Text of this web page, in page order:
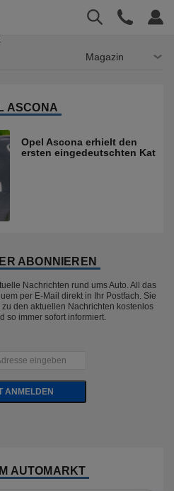
Magazin
ASCONA
Opel Ascona erhielt den
ersten eingedeutschten Kat
ABONNIEREN
Nachrichten rund ums Auto. All das
per E-Mail direkt in Ihr Postfach. Sie
den aktuellen Nachrichten kostenlos
so immer sofort informiert.
ANMELDEN
AUTOMARKT